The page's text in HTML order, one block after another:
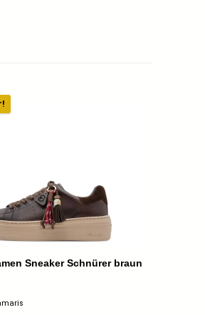
Sneaker Schnürer braun